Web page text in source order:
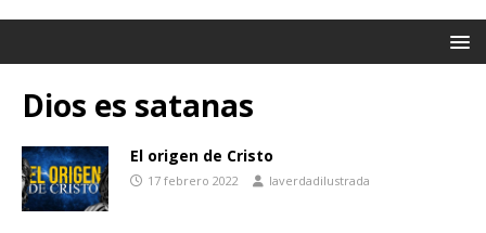
Dios es satanas
El origen de Cristo
17 febrero 2022 laverdadilustrada